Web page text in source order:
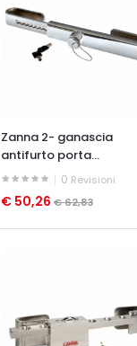
Zanna 2- ganascia
antifurto porta...
0 Revisioni
€ 50,26 € 62,83